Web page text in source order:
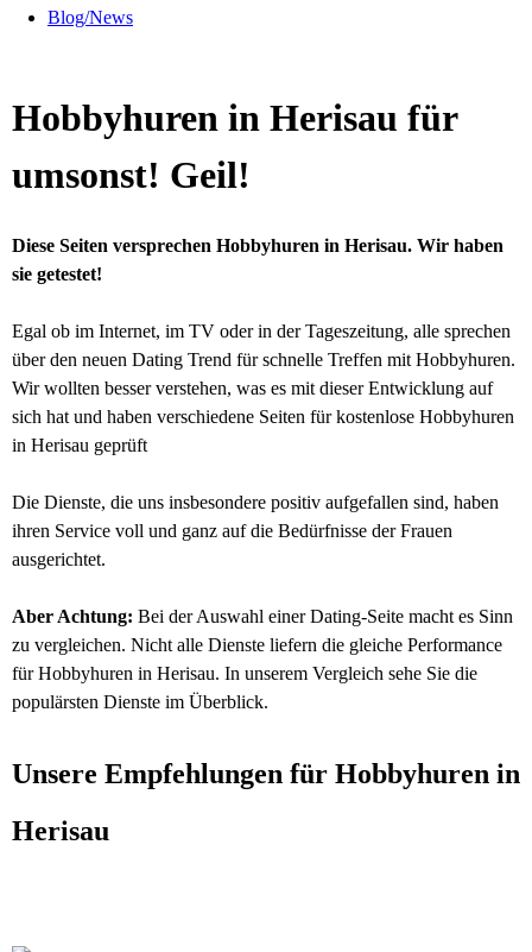
Blog/News
Hobbyhuren in Herisau für
umsonst! Geil!
Diese Seiten versprechen Hobbyhuren in Herisau. Wir haben
sie getestet!
Egal ob im Internet, im TV oder in der Tageszeitung, alle sprechen
über den neuen Dating Trend für schnelle Treffen mit Hobbyhuren.
Wir wollten besser verstehen, was es mit dieser Entwicklung auf
sich hat und haben verschiedene Seiten für kostenlose Hobbyhuren
in Herisau geprüft
Die Dienste, die uns insbesondere positiv aufgefallen sind, haben
ihren Service voll und ganz auf die Bedürfnisse der Frauen
ausgerichtet.
Aber Achtung: Bei der Auswahl einer Dating-Seite macht es Sinn
zu vergleichen. Nicht alle Dienste liefern die gleiche Performance
für Hobbyhuren in Herisau. In unserem Vergleich sehe Sie die
populärsten Dienste im Überblick.
Unsere Empfehlungen für Hobbyhuren in
Herisau